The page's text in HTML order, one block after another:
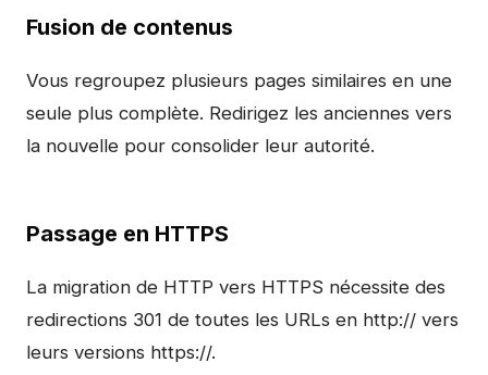
Fusion de contenus
Vous regroupez plusieurs pages similaires en une
seule plus complète. Redirigez les anciennes vers
la nouvelle pour consolider leur autorité.
Passage en HTTPS
La migration de HTTP vers HTTPS nécessite des
redirections 301 de toutes les URLs en http:// vers
leurs versions https://.